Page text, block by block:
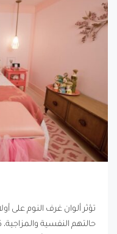
تؤثر ألوان غرف النوم على
حالتهم النفسية والمزاجية،